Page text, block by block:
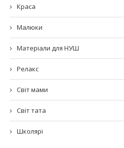
Краса
Малюки
Матеріали для НУШ
Релакс
Світ мами
Світ тата
Школярі